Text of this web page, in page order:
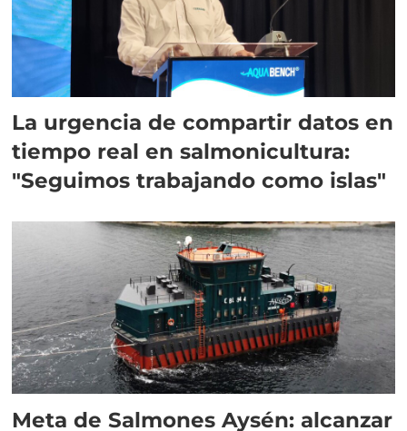
La urgencia de compartir datos en
tiempo real en salmonicultura:
"Seguimos trabajando como islas"
Meta de Salmones Aysén: alcanzar